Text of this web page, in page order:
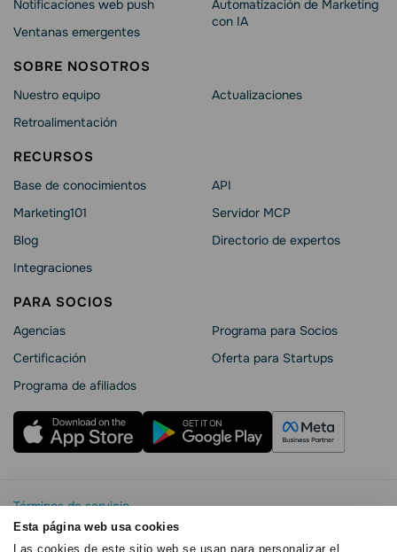
Esta página web usa cookies
Las cookies de este sitio web se usan para personalizar el
Notificaciones web push
Ventanas emergentes
Automatización de Marketing
con IA
SOBRE NOSOTROS
Nuestro equipo
Retroalimentación
Actualizaciones
RECURSOS
Base de conocimientos
Marketing101
Blog
Integraciones
API
Servidor MCP
Directorio de expertos
PARA SOCIOS
Agencias
Certificación
Programa de afiliados
Programa para Socios
Oferta para Startups
Términos de servicio
Política de privacidad
SendPulse Seguridad La